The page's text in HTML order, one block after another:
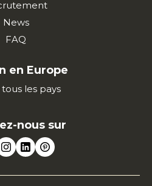
News
FAQ
en Europe
tous les pays
nous sur